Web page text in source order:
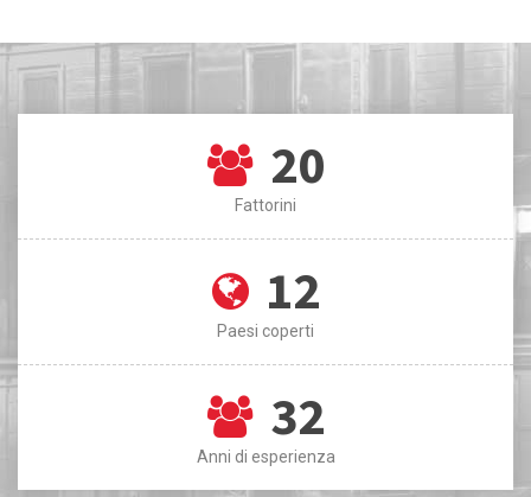
20
Fattorini
12
Paesi coperti
32
Anni di esperienza